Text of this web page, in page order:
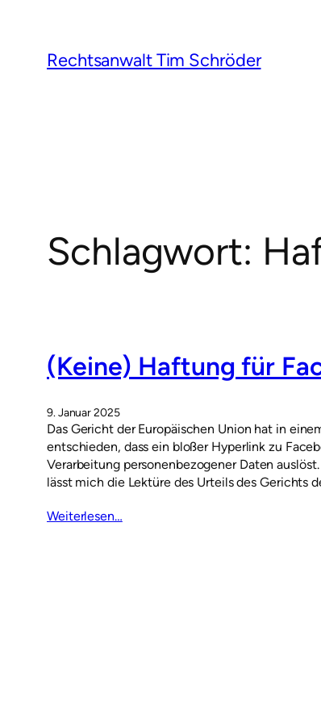
springenRechtsanwalt Tim Schröder
Schlagwort:
(Keine) Haftung für
9. Januar 2025
Das Gericht der Europäischen Union hat in
entschieden, dass ein bloßer Hyperlink zu
Verarbeitung personenbezogener Daten
lässt mich die Lektüre des Urteils des Gerichts
Weiterlesen…